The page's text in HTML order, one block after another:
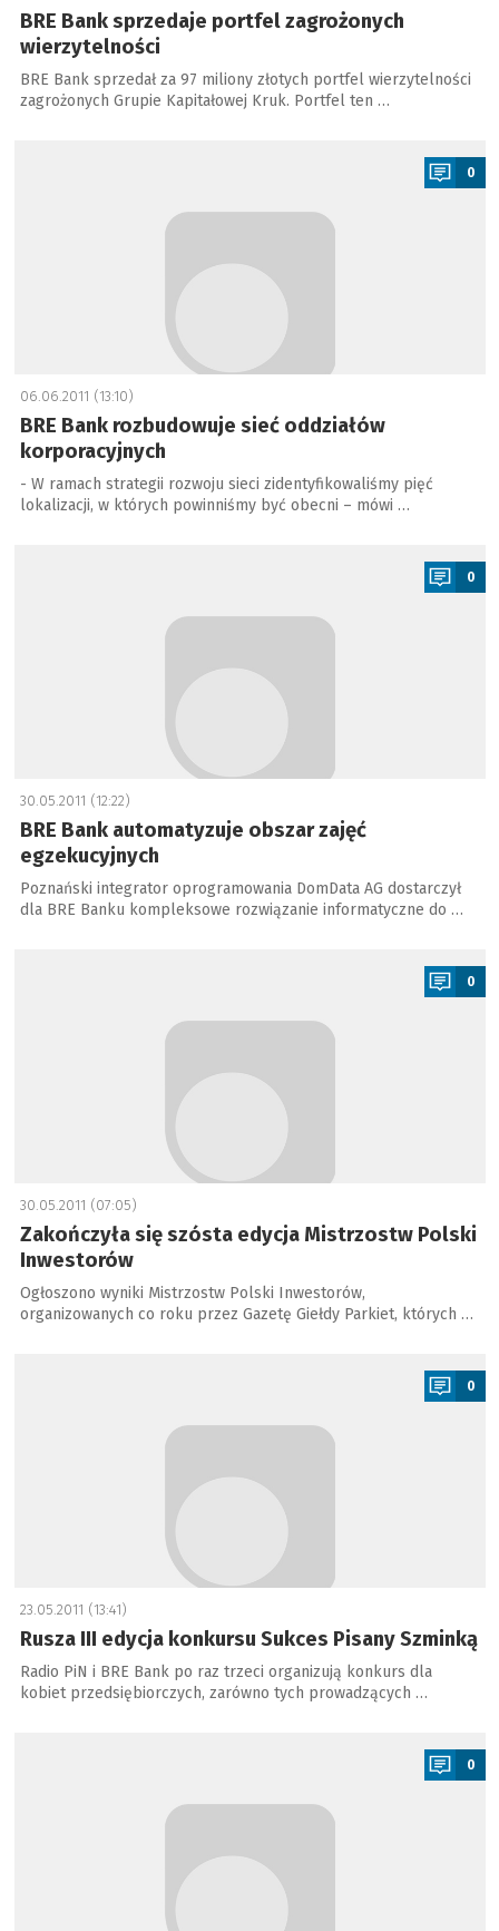
BRE Bank sprzedaje portfel zagrożonych
wierzytelności
BRE Bank sprzedał za 97 miliony złotych portfel wierzytelności
zagrożonych Grupie Kapitałowej Kruk. Portfel ten …
0
06.06.2011 (13:10)
BRE Bank rozbudowuje sieć oddziałów
korporacyjnych
- W ramach strategii rozwoju sieci zidentyfikowaliśmy pięć
lokalizacji, w których powinniśmy być obecni – mówi …
0
30.05.2011 (12:22)
BRE Bank automatyzuje obszar zajęć
egzekucyjnych
Poznański integrator oprogramowania DomData AG dostarczył
dla BRE Banku kompleksowe rozwiązanie informatyczne do …
0
30.05.2011 (07:05)
Zakończyła się szósta edycja Mistrzostw Polski
Inwestorów
Ogłoszono wyniki Mistrzostw Polski Inwestorów,
organizowanych co roku przez Gazetę Giełdy Parkiet, których …
0
23.05.2011 (13:41)
Rusza III edycja konkursu Sukces Pisany Szminką
Radio PiN i BRE Bank po raz trzeci organizują konkurs dla
kobiet przedsiębiorczych, zarówno tych prowadzących …
0